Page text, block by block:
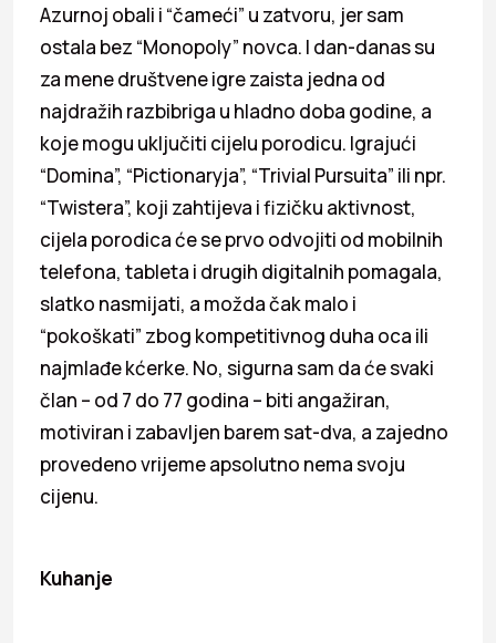
Azurnoj obali i “čameći” u zatvoru, jer sam
ostala bez “Monopoly” novca. I dan-danas su
za mene društvene igre zaista jedna od
najdražih razbibriga u hladno doba godine, a
koje mogu uključiti cijelu porodicu. Igrajući
“Domina”, “Pictionaryja”, “Trivial Pursuita” ili npr.
“Twistera”, koji zahtijeva i fizičku aktivnost,
cijela porodica će se prvo odvojiti od mobilnih
telefona, tableta i drugih digitalnih pomagala,
slatko nasmijati, a možda čak malo i
“pokoškati” zbog kompetitivnog duha oca ili
najmlađe kćerke. No, sigurna sam da će svaki
član – od 7 do 77 godina – biti angažiran,
motiviran i zabavljen barem sat-dva, a zajedno
provedeno vrijeme apsolutno nema svoju
cijenu.
Kuhanje